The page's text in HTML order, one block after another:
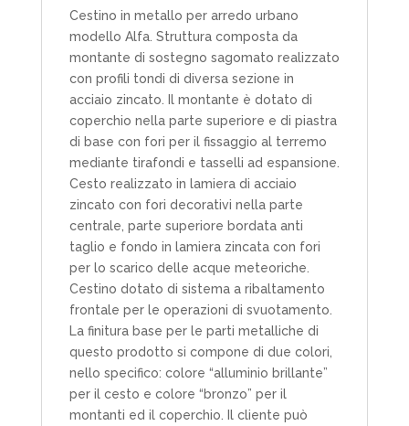
Cestino in metallo per arredo urbano
modello Alfa. Struttura composta da
montante di sostegno sagomato realizzato
con profili tondi di diversa sezione in
acciaio zincato. Il montante è dotato di
coperchio nella parte superiore e di piastra
di base con fori per il fissaggio al terremo
mediante tirafondi e tasselli ad espansione.
Cesto realizzato in lamiera di acciaio
zincato con fori decorativi nella parte
centrale, parte superiore bordata anti
taglio e fondo in lamiera zincata con fori
per lo scarico delle acque meteoriche.
Cestino dotato di sistema a ribaltamento
frontale per le operazioni di svuotamento.
La finitura base per le parti metalliche di
questo prodotto si compone di due colori,
nello specifico: colore “alluminio brillante”
per il cesto e colore “bronzo” per il
montanti ed il coperchio. Il cliente può